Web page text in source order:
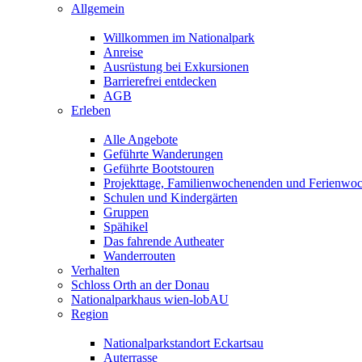
Allgemein
Willkommen im Nationalpark
Anreise
Ausrüstung bei Exkursionen
Barrierefrei entdecken
AGB
Erleben
Alle Angebote
Geführte Wanderungen
Geführte Bootstouren
Projekttage, Familienwochenenden und
Schulen und Kindergärten
Gruppen
Spähikel
Das fahrende Autheater
Wanderrouten
Verhalten
Schloss Orth an der Donau
Nationalparkhaus wien-lobAU
Region
Nationalparkstandort Eckartsau
Auterrasse